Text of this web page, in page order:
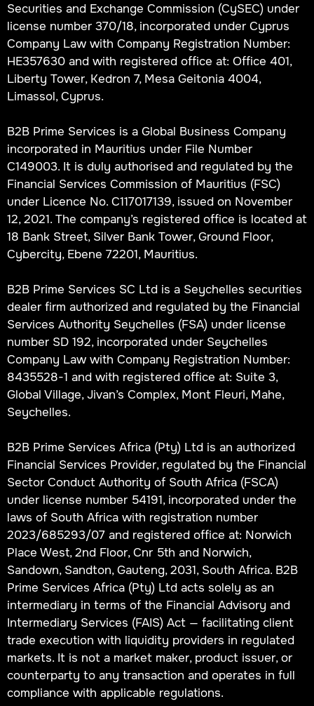
Securities and Exchange Commission (CySEC) under
license number 370/18, incorporated under Cyprus
Company Law with Company Registration Number:
HE357630 and with registered office at: Office 401,
Liberty Tower, Kedron 7, Mesa Geitonia 4004,
Limassol, Cyprus.
B2B Prime Services is a Global Business Company
incorporated in Mauritius under File Number
C149003. It is duly authorised and regulated by the
Financial Services Commission of Mauritius (FSC)
under Licence No. C117017139, issued on November
12, 2021. The company’s registered office is located at
18 Bank Street, Silver Bank Tower, Ground Floor,
Cybercity, Ebene 72201, Mauritius.
B2B Prime Services SC Ltd is a Seychelles securities
dealer firm authorized and regulated by the Financial
Services Authority Seychelles (FSA) under license
number SD 192, incorporated under Seychelles
Company Law with Company Registration Number:
8435528-1 and with registered office at: Suite 3,
Global Village, Jivan’s Complex, Mont Fleuri, Mahe,
Seychelles.
B2B Prime Services Africa (Pty) Ltd is an authorized
Financial Services Provider, regulated by the Financial
Sector Conduct Authority of South Africa (FSCA)
under license number 54191, incorporated under the
laws of South Africa with registration number
2023/685293/07 and registered office at: Norwich
Place West, 2nd Floor, Cnr 5th and Norwich,
Sandown, Sandton, Gauteng, 2031, South Africa. B2B
Prime Services Africa (Pty) Ltd acts solely as an
intermediary in terms of the Financial Advisory and
Intermediary Services (FAIS) Act — facilitating client
trade execution with liquidity providers in regulated
markets. It is not a market maker, product issuer, or
counterparty to any transaction and operates in full
compliance with applicable regulations.